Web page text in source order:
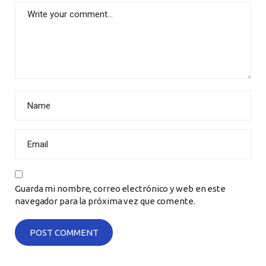
Guarda mi nombre, correo electrónico y web en este
navegador para la próxima vez que comente.